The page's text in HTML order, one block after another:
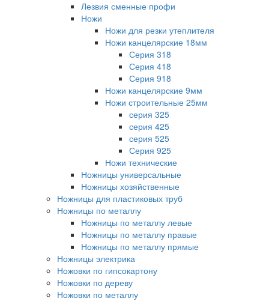
Лезвия сменные профи
Ножи
Ножи для резки утеплителя
Ножи канцелярские 18мм
Серия 318
Серия 418
Серия 918
Ножи канцелярские 9мм
Ножи строительные 25мм
серия 325
серия 425
серия 525
Серия 925
Ножи технические
Ножницы универсальные
Ножницы хозяйственные
Ножницы для пластиковых труб
Ножницы по металлу
Ножницы по металлу левые
Ножницы по металлу правые
Ножницы по металлу прямые
Ножницы электрика
Ножовки по гипсокартону
Ножовки по дереву
Ножовки по металлу